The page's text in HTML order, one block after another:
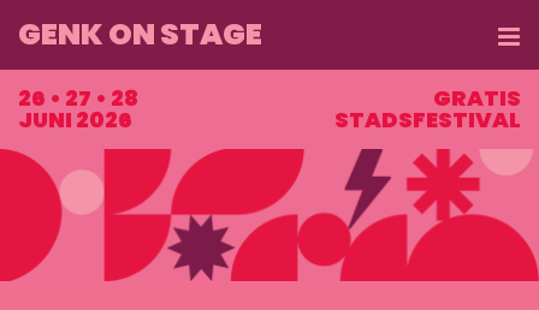
GENK ON STAGE
26 • 27 • 28
JUNI 2026
GRATIS
STADSFESTIVAL